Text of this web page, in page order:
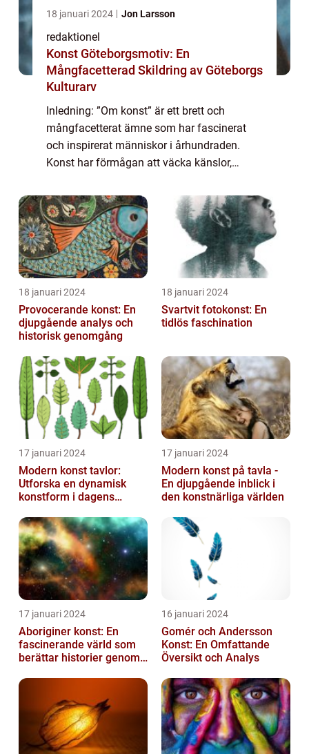
18 januari 2024 Jon Larsson
redaktionel
Konst Göteborgsmotiv: En
Mångfacetterad Skildring av Göteborgs
Kulturarv
Inledning: ”Om konst” är ett brett och
mångfacetterat ämne som har fascinerat
och inspirerat människor i århundraden.
Konst har förmågan att väcka känslor,
perspektiv på ett sätt som inget annat med...
18 januari 2024
Provocerande konst: En
djupgående analys och
historisk genomgång
18 januari 2024
Svartvit fotokonst: En
tidlös faschination
17 januari 2024
Modern konst tavlor:
Utforska en dynamisk
konstform i dagens
17 januari 2024
Modern konst på tavla -
En djupgående inblick i
den konstnärliga världen
17 januari 2024
Aboriginer konst: En
fascinerande värld som
berättar historier genom
16 januari 2024
Gomér och Andersson
Konst: En Omfattande
Översikt och Analys